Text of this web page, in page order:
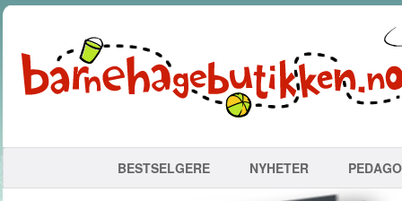
BESTSELGERE NYHETER